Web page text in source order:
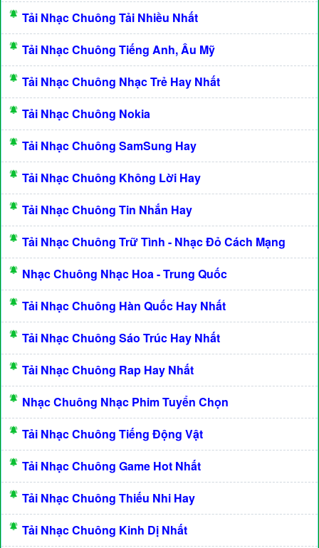
Tải Nhạc Chuông Tải Nhiều Nhất
Tải Nhạc Chuông Tiếng Anh, Âu Mỹ
Tải Nhạc Chuông Nhạc Trẻ Hay Nhất
Tải Nhạc Chuông Nokia
Tải Nhạc Chuông SamSung Hay
Tải Nhạc Chuông Không Lời Hay
Tải Nhạc Chuông Tin Nhắn Hay
Tải Nhạc Chuông Trữ Tình - Nhạc Đỏ Cách Mạng
Nhạc Chuông Nhạc Hoa - Trung Quốc
Tải Nhạc Chuông Hàn Quốc Hay Nhất
Tải Nhạc Chuông Sáo Trúc Hay Nhất
Tải Nhạc Chuông Rap Hay Nhất
Nhạc Chuông Nhạc Phim Tuyển Chọn
Tải Nhạc Chuông Tiếng Động Vật
Tải Nhạc Chuông Game Hot Nhất
Tải Nhạc Chuông Thiếu Nhi Hay
Tải Nhạc Chuông Kinh Dị Nhất